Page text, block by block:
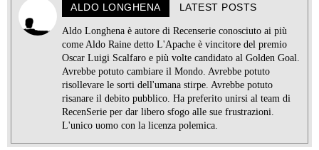
ALDO LONGHENA LATEST POSTS
Aldo Longhena è autore di Recenserie conosciuto ai più
come Aldo Raine detto L'Apache è vincitore del premio
Oscar Luigi Scalfaro e più volte candidato al Golden Goal.
Avrebbe potuto cambiare il Mondo. Avrebbe potuto
risollevare le sorti dell'umana stirpe. Avrebbe potuto
risanare il debito pubblico. Ha preferito unirsi al team di
RecenSerie per dar libero sfogo alle sue frustrazioni.
L'unico uomo con la licenza polemica.